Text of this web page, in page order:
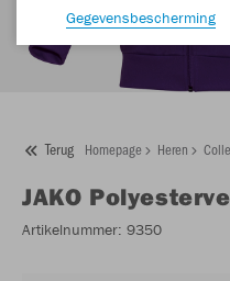
Terug Homepage Heren
JAKO
Artikelnummer: 9350
Gegevensbescherming